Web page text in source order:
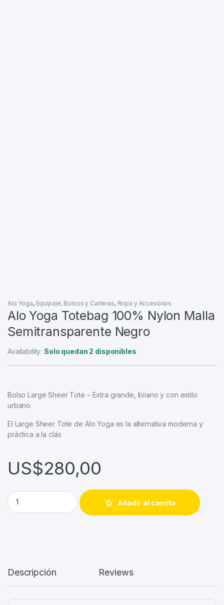
Alo Yoga, Equipaje, Bolsos y Carteras, Ropa y Accesorios
Alo Yoga Totebag 100% Nylon Malla
Semitransparente Negro
Availability:Solo quedan 2 disponibles
Bolso Large Sheer Tote – Extra grande, liviano y con estilo
urbano
El Large Sheer Tote de Alo Yoga es la alternativa moderna y
práctica a la clás
US$280,00
Alo Yoga Totebag 100% Nylon Malla Semitransparente
Añadir al carrito
Descripción Reviews